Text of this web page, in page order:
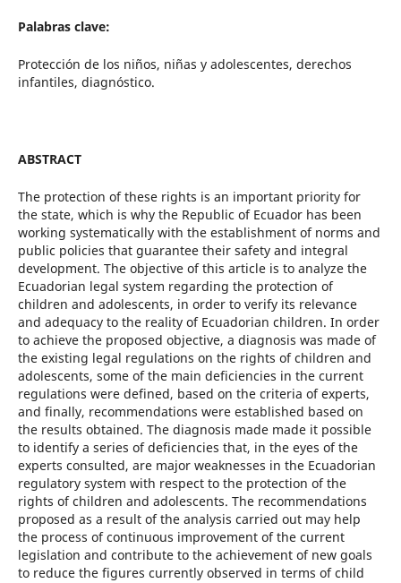
Palabras clave:
Protección de los niños, niñas y adolescentes, derechos
infantiles, diagnóstico.
ABSTRACT
The protection of these rights is an important priority for
the state, which is why the Republic of Ecuador has been
working systematically with the establishment of norms and
public policies that guarantee their safety and integral
development. The objective of this article is to analyze the
Ecuadorian legal system regarding the protection of
children and adolescents, in order to verify its relevance
and adequacy to the reality of Ecuadorian children. In order
to achieve the proposed objective, a diagnosis was made of
the existing legal regulations on the rights of children and
adolescents, some of the main deficiencies in the current
regulations were defined, based on the criteria of experts,
and finally, recommendations were established based on
the results obtained. The diagnosis made made it possible
to identify a series of deficiencies that, in the eyes of the
experts consulted, are major weaknesses in the Ecuadorian
regulatory system with respect to the protection of the
rights of children and adolescents. The recommendations
proposed as a result of the analysis carried out may help
the process of continuous improvement of the current
legislation and contribute to the achievement of new goals
to reduce the figures currently observed in terms of child